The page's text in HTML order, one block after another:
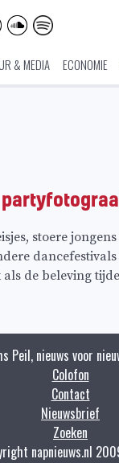
& MEDIA ECONOMIE
stoere
de beleving
Peil, nieuws voor
Colofon
Contact
Nieuwsbrief
Zoeken
napnieuws.nl